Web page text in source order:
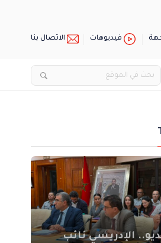
فيديوهات الاتصال بنا
الإدريسي نائب